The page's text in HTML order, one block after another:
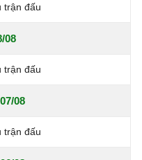
trận đấu
08
trận đấu
08
trận đấu